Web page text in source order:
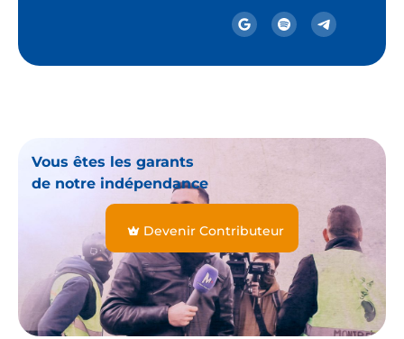
Vous êtes les garants
de notre indépendance
Devenir Contributeur